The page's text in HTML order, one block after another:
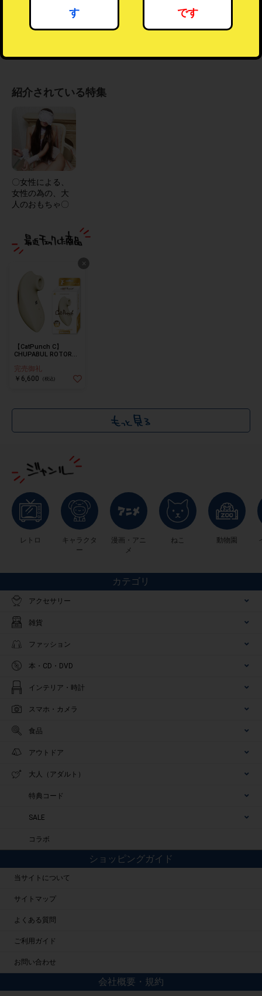
【プロフィール】
紹介されている特集
〇女性による、
女性の為の、大
人のおもちゃ〇
×
【CatPunch C】
CHUPABUL ROTOR
引ローター】
完売御礼
￥6,600
(税込)
レトロ
キャラクタ
ー
漫画・アニ
メ
ねこ 動物園
カテゴリ
アクセサリー
雑貨
ファッション
本・CD・DVD
インテリア・時計
スマホ・カメラ
食品
アウトドア
大人（アダルト）
特典コード
SALE
コラボ
ショッピングガイド
当サイトについて
サイトマップ
よくある質問
ご利用ガイド
お問い合わせ
会社概要・規約
す です